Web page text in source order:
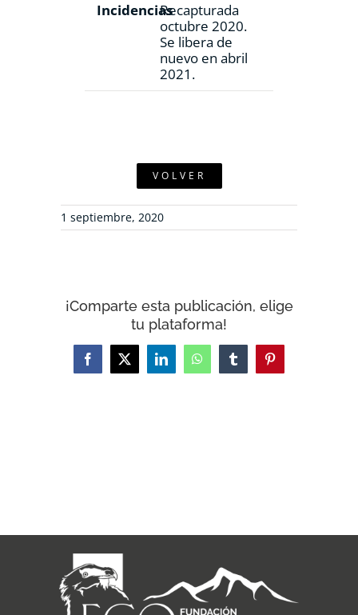
IncidenciasRecapturada
octubre 2020.
Se libera de
nuevo en abril
2021.
VOLVER
1 septiembre, 2020
¡Comparte esta publicación, elige
tu plataforma!
Facebook
X LinkedInWhatsAppTumblrPinterest